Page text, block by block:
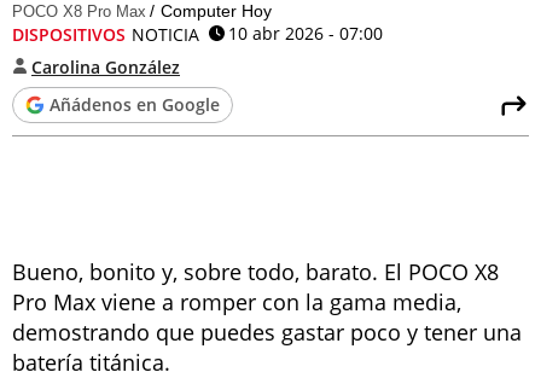
POCO X8 Pro Max Computer Hoy
DISPOSITIVOS NOTICIA
10 abr 2026 - 07:00
Carolina González
Añádenos en Google
Bueno, bonito y, sobre todo, barato. El POCO X8
Pro Max viene a romper con la gama media,
demostrando que puedes gastar poco y tener una
batería titánica.